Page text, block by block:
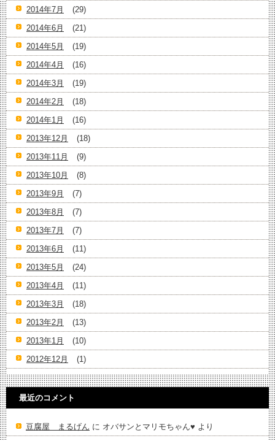
2014年7月
(29)
2014年6月
(21)
2014年5月
(19)
2014年4月
(16)
2014年3月
(19)
2014年2月
(18)
2014年1月
(16)
2013年12月
(18)
2013年11月
(9)
2013年10月
(8)
2013年9月
(7)
2013年8月
(7)
2013年7月
(7)
2013年6月
(11)
2013年5月
(24)
2013年4月
(11)
2013年3月
(18)
2013年2月
(13)
2013年1月
(10)
2012年12月
(1)
最近のコメント
豆腐屋 まるげん に オバサンとマリモちゃん♥️ より